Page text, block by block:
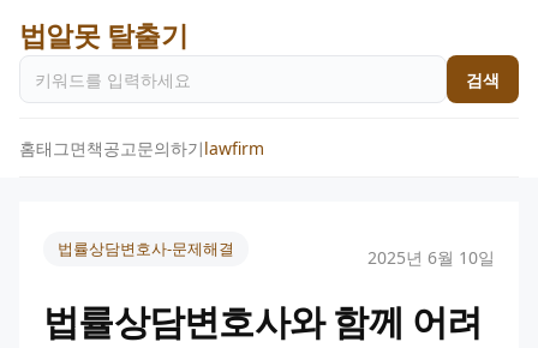
법알못 탈출기
검색
홈태그면책공고문의하기lawfirm
법률상담변호사-문제해결 2025년 6월 10일
법률상담변호사와 함께 어려